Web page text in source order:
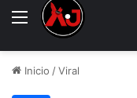
Menu
Inicio /Viral